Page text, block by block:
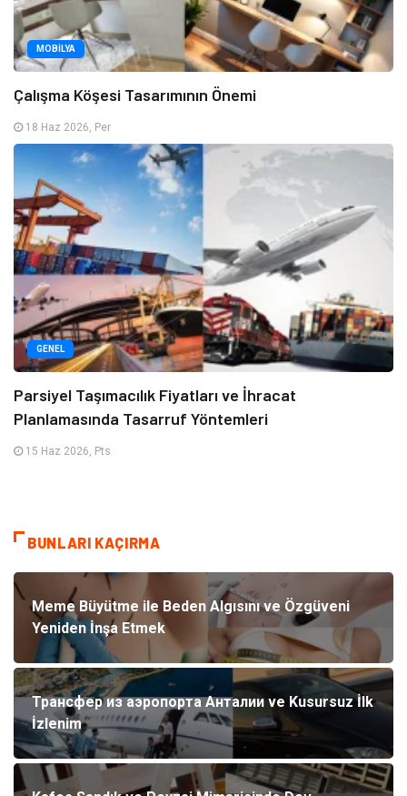
MOBILYA
Çalışma Köşesi Tasarımının Önemi
18 Haz 2026, Per
GENEL
Parsiyel Taşımacılık Fiyatları ve İhracat
Planlamasında Tasarruf Yöntemleri
15 Haz 2026, Pts
BUNLARI KAÇIRMA
Meme Büyütme ile Beden Algısını ve Özgüveni
Yeniden İnşa Etmek
Трансфер из аэропорта Анталии ve Kusursuz İlk
İzlenim